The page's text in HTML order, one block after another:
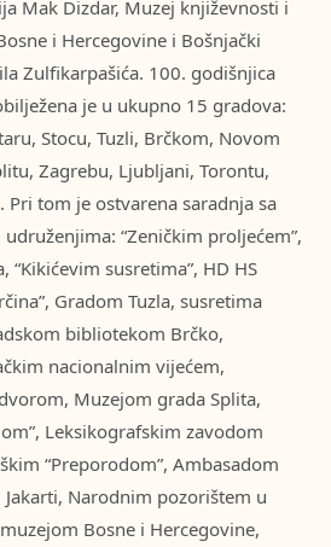
Mak Dizdar, Muzej književnosti i
i Hercegovine i Bošnjački
Zulfikarpašića. 100. godišnjica
je u ukupno 15 gradova:
Stocu, Tuzli, Brčkom, Novom
Zagrebu, Ljubljani, Torontu,
Pri tom je ostvarena saradnja sa
“Zeničkim proljećem”,
“Kikićevim susretima”, HD HS
Gradom Tuzla, susretima
bibliotekom Brčko,
nacionalnim vijećem,
Muzejom grada Splita,
Leksikografskim zavodom
“Preporodom”, Ambasadom
Narodnim pozorištem u
Bosne i Hercegovine,